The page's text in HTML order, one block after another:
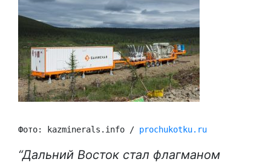
Фото: kazminerals.info / prochukotku.ru
“Дальний Восток стал флагманом